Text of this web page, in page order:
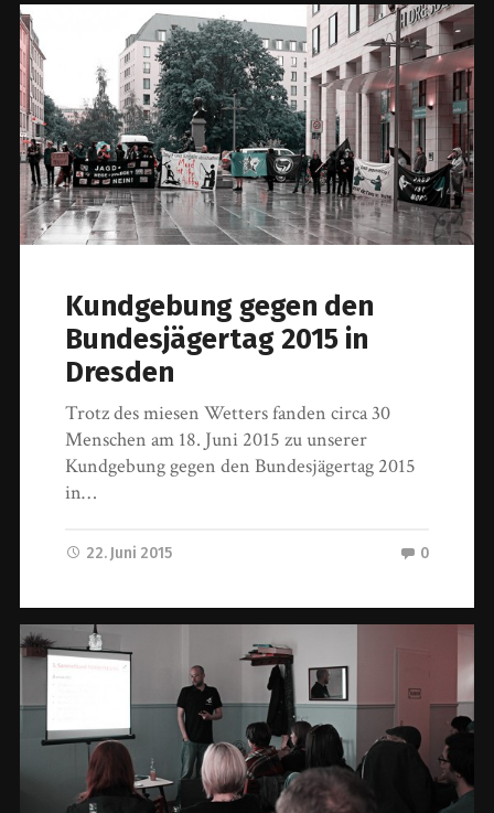
Kundgebung gegen den
Bundesjägertag 2015 in
Dresden
Trotz des miesen Wetters fanden circa 30
Menschen am 18. Juni 2015 zu unserer
Kundgebung gegen den Bundesjägertag 2015
in…
22. Juni 2015 0